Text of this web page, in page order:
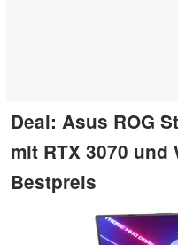
Deal: Asus ROG
mit RTX 3070 und
Bestpreis